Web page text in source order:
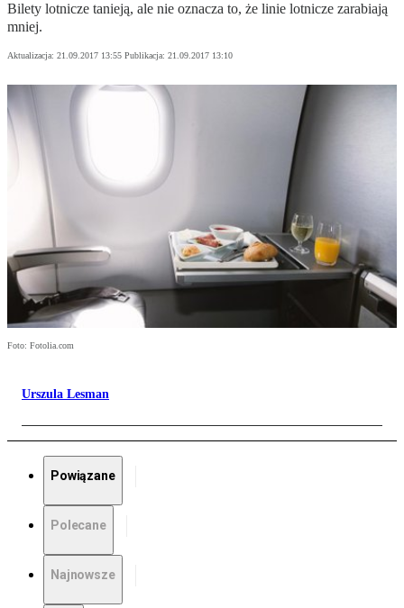
Bilety lotnicze tanieją, ale nie oznacza to, że linie lotnicze zarabiają
mniej.
Aktualizacja: 21.09.2017 13:55 Publikacja: 21.09.2017 13:10
Foto: Fotolia.com
Urszula Lesman
Powiązane
Polecane
Najnowsze